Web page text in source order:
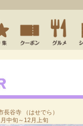
長谷寺 （はせでら）
中旬～12月上旬